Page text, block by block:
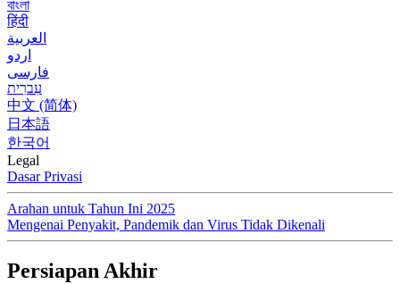
বাংলা
हिंदी
العربية
اردو
فارسی
עִברִית
中文 (简体)
日本語
한국어
Legal
Dasar Privasi
Arahan untuk Tahun Ini 2025
Mengenai Penyakit, Pandemik dan Virus Tidak Dikenali
Persiapan Akhir